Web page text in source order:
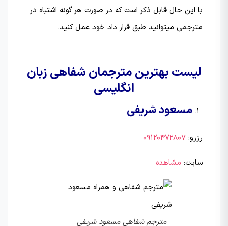
با این حال قابل ذکر است که در صورت هر گونه اشتباه در
مترجمی میتوانید طبق قرار داد خود عمل کنید.
لیست بهترین مترجمان شفاهی زبان
انگلیسی
مسعود شریفی
رزرو: 09120472807
سایت: مشاهده
مترجم شفاهی مسعود شریفی